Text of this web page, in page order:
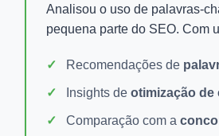
Analisou o uso de palavras-
pequena parte do SEO. Com
Recomendações de
Insights de otimização de
Comparação com a